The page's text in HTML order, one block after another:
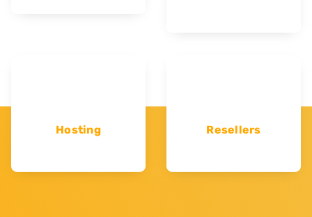
Hosting Resellers